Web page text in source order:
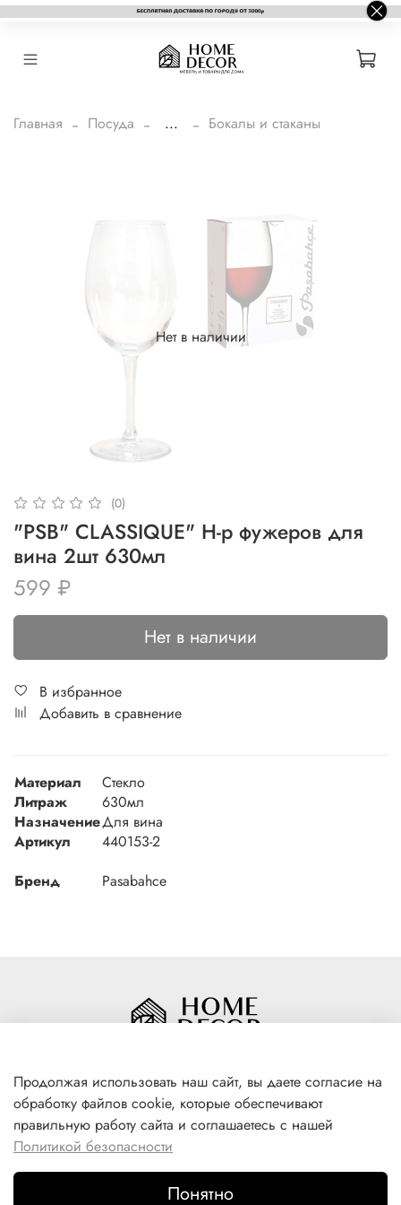
Главная Посуда ... Бокалы и стаканы
Нет в наличии
(0)
"PSB" CLASSIQUE" Н-р фужеров для
вина 2шт 630мл
599 ₽
Нет в наличии
В избранное
Добавить в сравнение
Материал
Стекло
Литраж
630мл
НазначениеДля вина
Артикул
440153-2
Бренд
Pasabahce
+7(996) 316 00 81
г. Якутск, ул. Лермонтова 102
Продолжая использовать наш сайт, вы даете согласие на
обработку файлов cookie, которые обеспечивают
правильную работу сайта и соглашаетесь с нашей
Политикой безопасности
Понятно